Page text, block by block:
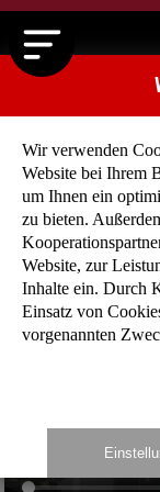
Wir verwenden
Website bei Ihrem
um Ihnen ein
zu bieten.
Website, zur
Inhalte ein. Durch
Einsatz von
vorgenannten